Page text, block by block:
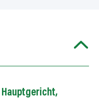
Hauptgericht,